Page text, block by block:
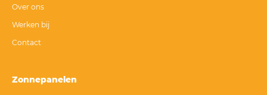
Over ons
Werken bij
Contact
Zonnepanelen